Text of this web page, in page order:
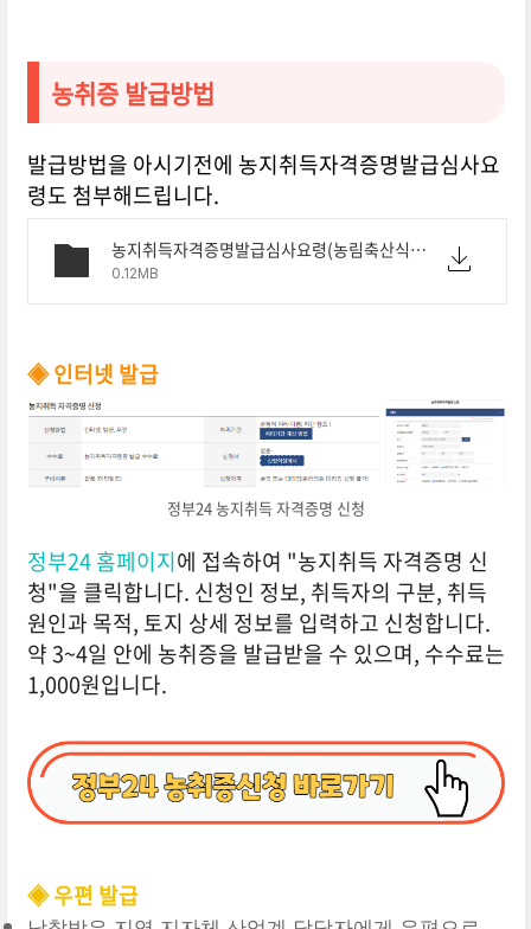
농취증 발급방법
발급방법을 아시기전에 농지취득자격증명발급심사요
령도 첨부해드립니다.
농지취득자격증명발급심사요령(농림축산식품부예규)(제59호)(20220816).pdf
0.12MB
◈ 인터넷 발급
정부24 농지취득 자격증명 신청
정부24 홈페이지에 접속하여 "농지취득 자격증명 신
청"을 클릭합니다. 신청인 정보, 취득자의 구분, 취득
원인과 목적, 토지 상세 정보를 입력하고 신청합니다.
약 3~4일 안에 농취증을 발급받을 수 있으며, 수수료는
1,000원입니다.
◈ 우편 발급